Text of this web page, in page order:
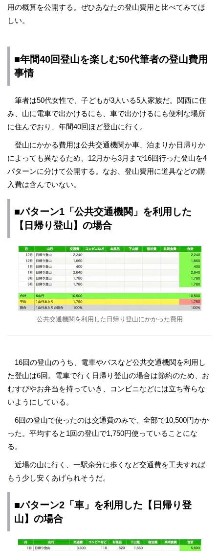
用の概算を公開する。ぜひあなたの登山費用と比べてみてほ
しい。
■年間40回登山を楽しむ50代筆者の登山費用
事情
筆者は50代女性で、子どもが3人いる5人家族だ。関西に住
み、山に電車で出かけるにも、車で出かけるにも便利な場所
に住んでおり、年間40回ほど登山に行く。
登山にかかる費用は公共交通機関か車、泊まりか日帰りか
によっても異なるため、12月から3月まで16回行った登山を4
パターンに分けて公開する。なお、登山費用に道具などの購
入費は含んでいない。
■パターン1「公共交通機関」を利用した
【日帰り登山】の場合
公共交通機関を利用した日帰り登山にかかった費用
16回の登山のうち、電車やバスなど公共交通機関を利用し
た登山は6回。電車で行く日帰り登山の場合は節約のため、お
むすびやお弁当を持っていき、コンビニなどには立ち寄らな
いようにしている。
6回の登山で使ったのは交通費のみで、全部で10,500円かか
った。平均すると1回の登山で1,750円使っていることにな
る。
近場の山に行く、一駅余分に歩くなど交通費を工夫すれば
もう少し安くあげられそうだ。
■パターン2「車」を利用した【日帰り登
山】の場合